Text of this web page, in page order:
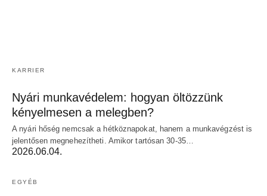
KARRIER
Nyári munkavédelem: hogyan öltözzünk
kényelmesen a melegben?
A nyári hőség nemcsak a hétköznapokat, hanem a munkavégzést is
jelentősen megnehezítheti. Amikor tartósan 30-35…
2026.06.04.
EGYÉB